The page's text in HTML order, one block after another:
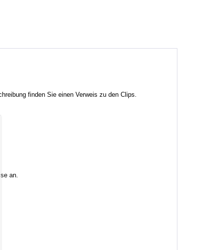
finden Sie einen Verweis zu den Clips.
an.